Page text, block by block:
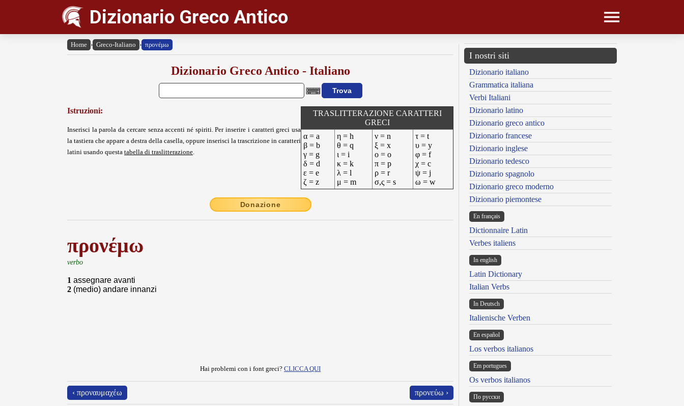
Dizionario Greco Antico
Home › Greco-Italiano › προνέμω
Dizionario Greco Antico - Italiano
Istruzioni:
Inserisci la parola da cercare senza accenti né spiriti. Per inserire i caratteri greci usa
la tastiera che appare a destra della casella, oppure inserisci la trascrizione in caratteri
latini usando questa tabella di traslitterazione.
TRASLITTERAZIONE CARATTERI
GRECI
α = a
β = b
γ = g
δ = d
ε = e
ζ = z
η = h
θ = q
ι = i
κ = k
λ = l
μ = m
ν = n
ξ = x
ο = o
π = p
ρ = r
σ,ς = s
τ = t
υ = y
φ = f
χ = c
ψ = j
ω = w
Donazione
προνέμω
verbo
1 assegnare avanti
2 (medio) andare innanzi
Hai problemi con i font greci? CLICCA QUI
‹ προναυμαχέω προνεύω ›
I nostri siti
Dizionario italiano
Grammatica italiana
Verbi Italiani
Dizionario latino
Dizionario greco antico
Dizionario francese
Dizionario inglese
Dizionario tedesco
Dizionario spagnolo
Dizionario greco moderno
Dizionario piemontese
En français
Dictionnaire Latin
Verbes italiens
In english
Latin Dictionary
Italian Verbs
In Deutsch
Italienische Verben
En español
Los verbos italianos
Em portugues
Os verbos italianos
По русски